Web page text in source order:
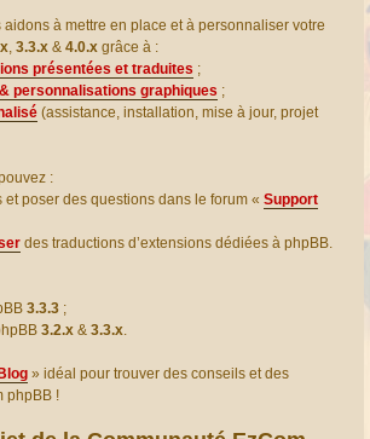
aidons à mettre en place et à personnaliser votre
, 3.3.x & 4.0.x grâce à :
présentées et traduites ;
personnalisations graphiques ;
(assistance, installation, mise à jour, projet
:
poser des questions dans le forum « Support
des traductions d’extensions dédiées à phpBB.
3.3.3 ;
3.2.x & 3.3.x.
» idéal pour trouver des conseils et des
phpBB !